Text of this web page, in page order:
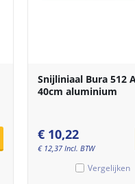
Snijliniaal Bura 512
40cm aluminium
€ 10,22
€ 12,37 Incl. BTW
Vergelijken